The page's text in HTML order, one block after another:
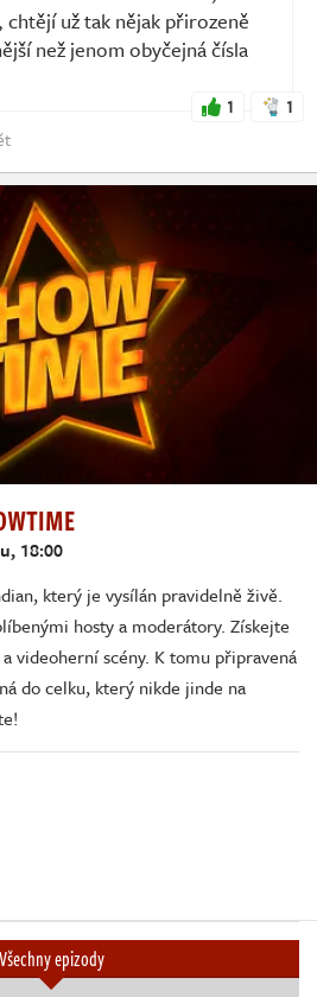
18:00
který je vysílán pravidelně živě.
hosty a moderátory. Získejte
videoherní scény. K tomu připravená
do celku, který nikde jinde na
Všechny epizody
už tak nějak přirozeně
než jenom obyčejná čísla
1 1